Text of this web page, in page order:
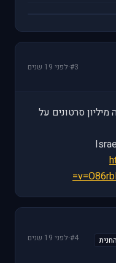
#3
·לפני 19 שנים
סרטונים על
#4
·לפני 19 שנים